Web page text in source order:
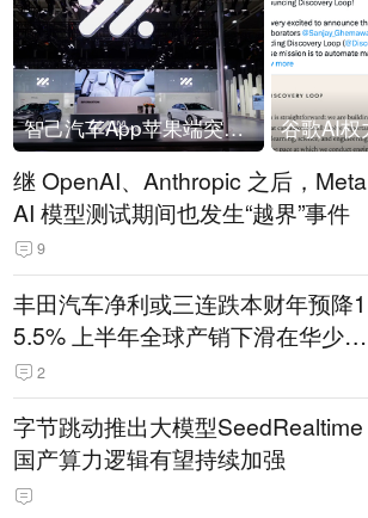
智己汽车App苹果端突然“下架”
继 OpenAI、Anthropic 之后，Meta
AI 模型测试期间也发生“越界”事件
9
丰田汽车净利或三连跌本财年预降1
5.5% 上半年全球产销下滑在华少卖
14.3万辆
2
字节跳动推出大模型SeedRealtime
国产算力逻辑有望持续加强